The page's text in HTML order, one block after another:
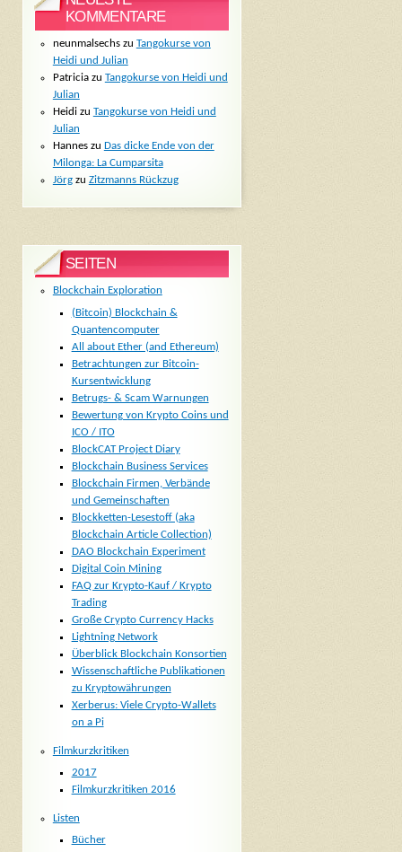
KOMMENTARE
neunmalsechszu Tangokurse von
Heidi und Julian
Patriciazu Tangokurse von Heidi und
Julian
Heidizu Tangokurse von Heidi und
Julian
Hanneszu Das dicke Ende von der
Milonga: La Cumparsita
Jörgzu Zitzmanns Rückzug
SEITEN
Blockchain Exploration
(Bitcoin) Blockchain &
Quantencomputer
All about Ether (and Ethereum)
Betrachtungen zur Bitcoin-
Kursentwicklung
Betrugs- & Scam Warnungen
Bewertung von Krypto Coins und
ICO / ITO
BlockCAT Project Diary
Blockchain Business Services
Blockchain Firmen, Verbände
und Gemeinschaften
Blockketten-Lesestoff (aka
Blockchain Article Collection)
DAO Blockchain Experiment
Digital Coin Mining
FAQ zur Krypto-Kauf / Krypto
Trading
Große Crypto Currency Hacks
Lightning Network
Überblick Blockchain Konsortien
Wissenschaftliche Publikationen
zu Kryptowährungen
Xerberus: Viele Crypto-Wallets
on a Pi
Filmkurzkritiken
2017
Filmkurzkritiken 2016
Listen
Bücher